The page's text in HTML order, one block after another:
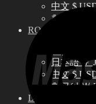
中文 $
한국어 ￦
ROSETTE
日本語 ￥
中文 $
한국어 ￦
LILA